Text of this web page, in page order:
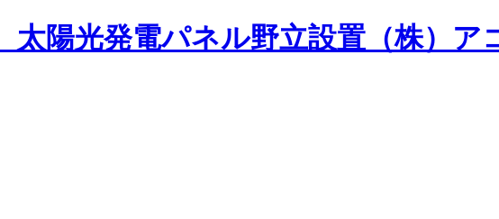
太陽光発電パネル野立設置（株）ア